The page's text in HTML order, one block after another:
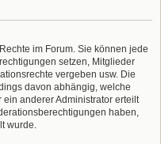
im Forum. Sie können jede
setzen, Mitglieder
vergeben usw. Die
davon abhängig, welche
anderer Administrator erteilt
haben,
wurde.